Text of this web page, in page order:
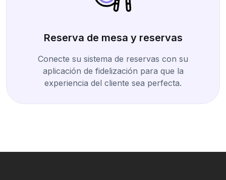
Reserva de mesa y reservas
Conecte su sistema de reservas con su
aplicación de fidelización para que la
experiencia del cliente sea perfecta.